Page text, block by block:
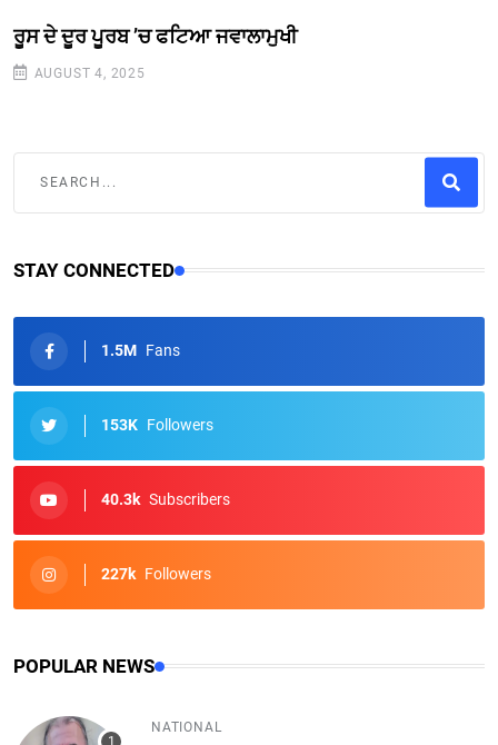
ਰੂਸ ਦੇ ਦੂਰ ਪੂਰਬ ’ਚ ਫਟਿਆ ਜਵਾਲਾਮੁਖੀ
AUGUST 4, 2025
STAY CONNECTED
1.5M Fans
153K Followers
40.3k Subscribers
227k Followers
POPULAR NEWS
NATIONAL